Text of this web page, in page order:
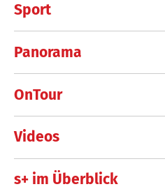
Sport
Panorama
OnTour
Videos
s+ im Überblick